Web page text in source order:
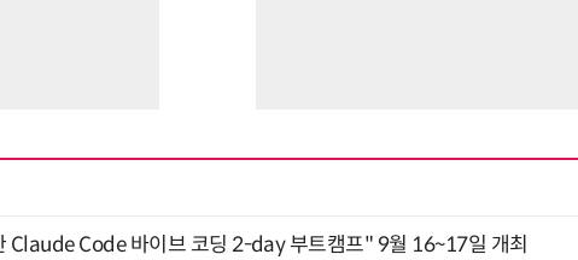
Claude Code 바이브 코딩 2-day 부트캠프" 9월 16~17일 개최